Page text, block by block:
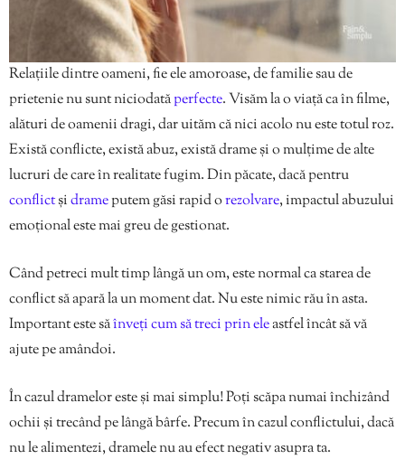
Relațiile dintre oameni, fie ele amoroase, de familie sau de
prietenie nu sunt niciodatăperfecte. Visăm la o viață ca în filme,
alături de oamenii dragi, dar uităm că nici acolo nu este totul roz.
Există conflicte, există abuz, există drame și o mulțime de alte
lucruri de care în realitate fugim. Din păcate, dacă pentru
conflictșidrameputem găsi rapid orezolvare, impactul abuzului
emoțional este mai greu de gestionat.
Când petreci mult timp lângă un om, este normal ca starea de
conflict să apară la un moment dat. Nu este nimic rău în asta.
Important este săînveți cum să treci prin eleastfel încât să vă
ajute pe amândoi.
În cazul dramelor este și mai simplu! Poți scăpa numai închizând
ochii și trecând pe lângă bârfe. Precum în cazul conflictului, dacă
nu le alimentezi, dramele nu au efect negativ asupra ta.